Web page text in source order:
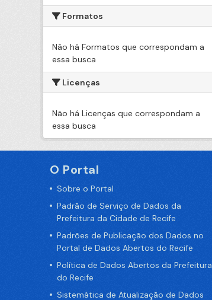
Formatos
Não há Formatos que correspondam a
essa busca
Licenças
Não há Licenças que correspondam a
essa busca
O Portal
Sobre o Portal
Padrão de Serviço de Dados da
Prefeitura da Cidade de Recife
Padrões de Publicação dos Dados no
Portal de Dados Abertos do Recife
Política de Dados Abertos da Prefeitura
do Recife
Sistemática de Atualização de Dados